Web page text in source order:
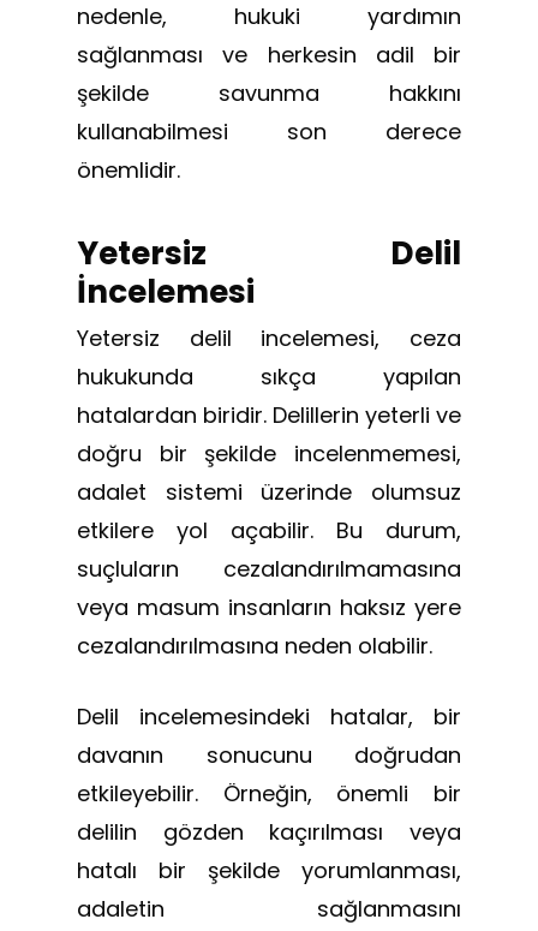
nedenle, hukuki yardımın
sağlanması ve herkesin adil bir
şekilde savunma hakkını
kullanabilmesi son derece
önemlidir.
Yetersiz Delil
İncelemesi
Yetersiz delil incelemesi, ceza
hukukunda sıkça yapılan
hatalardan biridir. Delillerin yeterli ve
doğru bir şekilde incelenmemesi,
adalet sistemi üzerinde olumsuz
etkilere yol açabilir. Bu durum,
suçluların cezalandırılmamasına
veya masum insanların haksız yere
cezalandırılmasına neden olabilir.
Delil incelemesindeki hatalar, bir
davanın sonucunu doğrudan
etkileyebilir. Örneğin, önemli bir
delilin gözden kaçırılması veya
hatalı bir şekilde yorumlanması,
adaletin sağlanmasını